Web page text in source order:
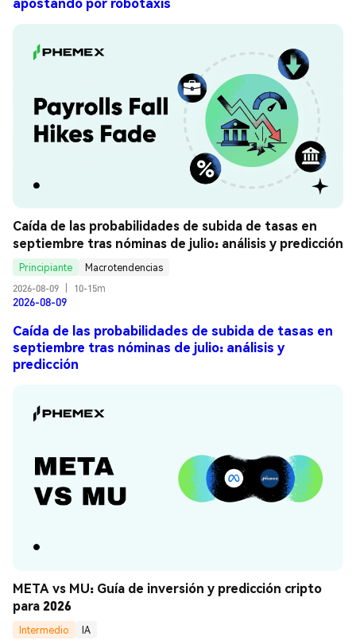
Caída de las probabilidades de subida de tasas en
septiembre tras nóminas de julio: análisis y predicción
Principiante
Macrotendencias
2026-08-09
10-15m
2026-08-09
Caída de las probabilidades de subida de tasas en
septiembre tras nóminas de julio: análisis y
predicción
META vs MU: Guía de inversión y predicción cripto
para 2026
Intermedio
IA